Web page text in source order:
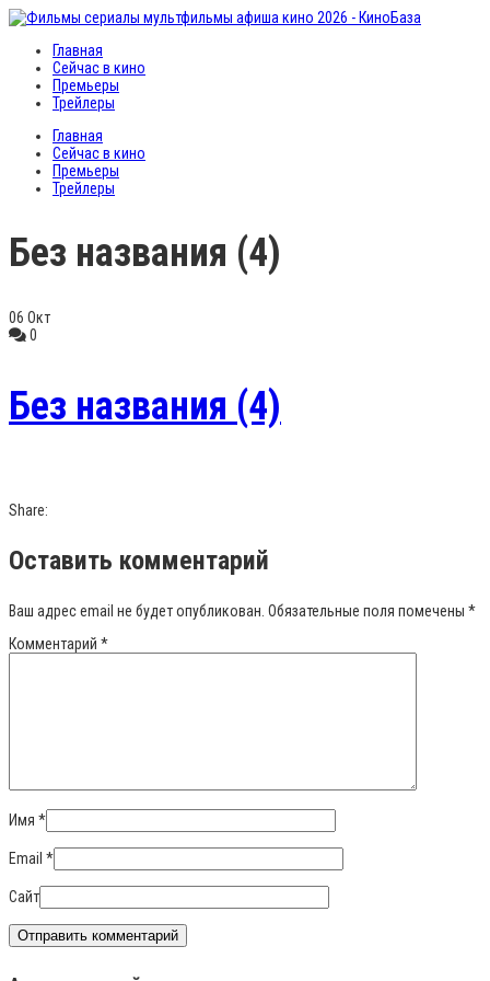
Главная
Сейчас в кино
Премьеры
Трейлеры
Главная
Сейчас в кино
Премьеры
Трейлеры
Без названия (4)
06 Окт
0
Без названия (4)
Share:
Оставить комментарий
Ваш адрес email не будет опубликован. Обязательные поля помечены *
Комментарий *
Имя *
Email *
Сайт